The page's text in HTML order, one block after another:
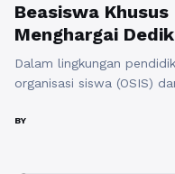
Beasiswa Khusus
Menghargai
Dalam lingkungan
organisasi siswa (OSIS)
kepemimpinan, dan
BY